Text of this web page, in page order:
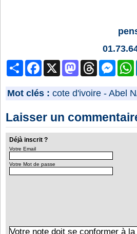
PartagerFacebook
X MastodonThreads
Mot clés : cote d'ivoire - Abel
Laisser un
Déjà inscrit ?
Votre Email
Votre Mot de passe